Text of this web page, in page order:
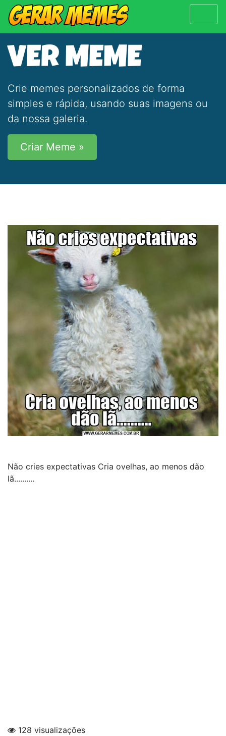
VER MEME
Crie memes personalizados de forma
simples e rápida, usando suas imagens ou
da nossa galeria.
Criar Meme »
Não cries expectativas Cria ovelhas, ao menos dão
lã..........
128 visualizações